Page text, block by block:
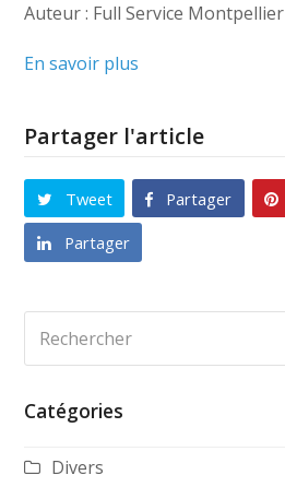
Auteur : Full Service Montpellier
En savoir plus
Partager l'article
Tweet Partager
Partager
Catégories
Divers